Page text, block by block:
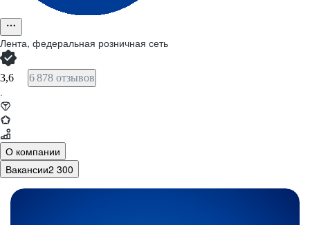
Лента, федеральная розничная сеть
3,6 6 878 отзывов
·
О компании
Вакансии2 300